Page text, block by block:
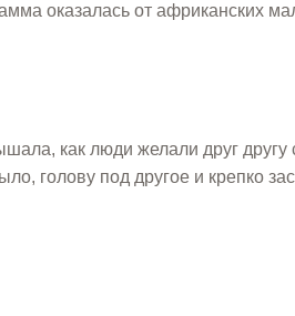
оказалась от африканских
как люди желали друг
голову под другое и крепко